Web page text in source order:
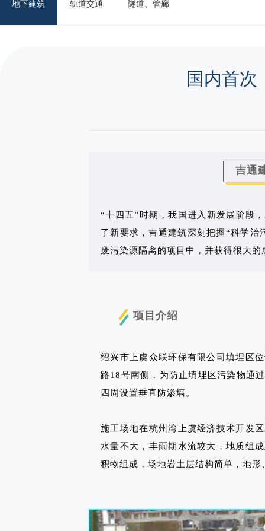
地下建筑 轨道交通 隧道、管廊
国内首次
吉通
“十四五”时期，我国进入新发展阶段
了新要求，吉通建筑深刻把握“科学治
废污染源隔离的项目中，并获得很大的
项目介绍
绍兴市上虞众联环保有限公司填埋区
路18号南侧，为防止填埋区污染物通
四周设置垂直防渗墙。
施工场地在杭州湾上虞经济技术开发
水量不大，丰雨期水流较大，地质组
积物组成，场地岩土层结构简单，地形